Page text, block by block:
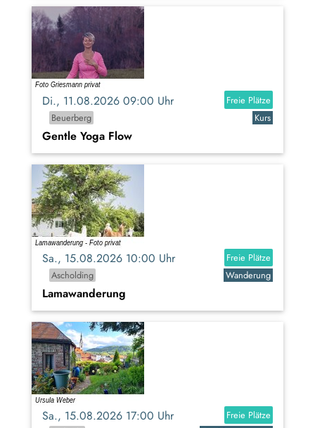
Di., 11.08.2026 09:00 Uhr
Freie Plätze
Beuerberg
Kurs
Gentle Yoga Flow
Sa., 15.08.2026 10:00 Uhr
Freie Plätze
Ascholding
Wanderung
Lamawanderung
Sa., 15.08.2026 17:00 Uhr
Freie Plätze